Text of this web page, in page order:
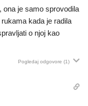
ona je samo sprovodila
kada je radila
o njoj kao
Pogledaj odgovore (1)